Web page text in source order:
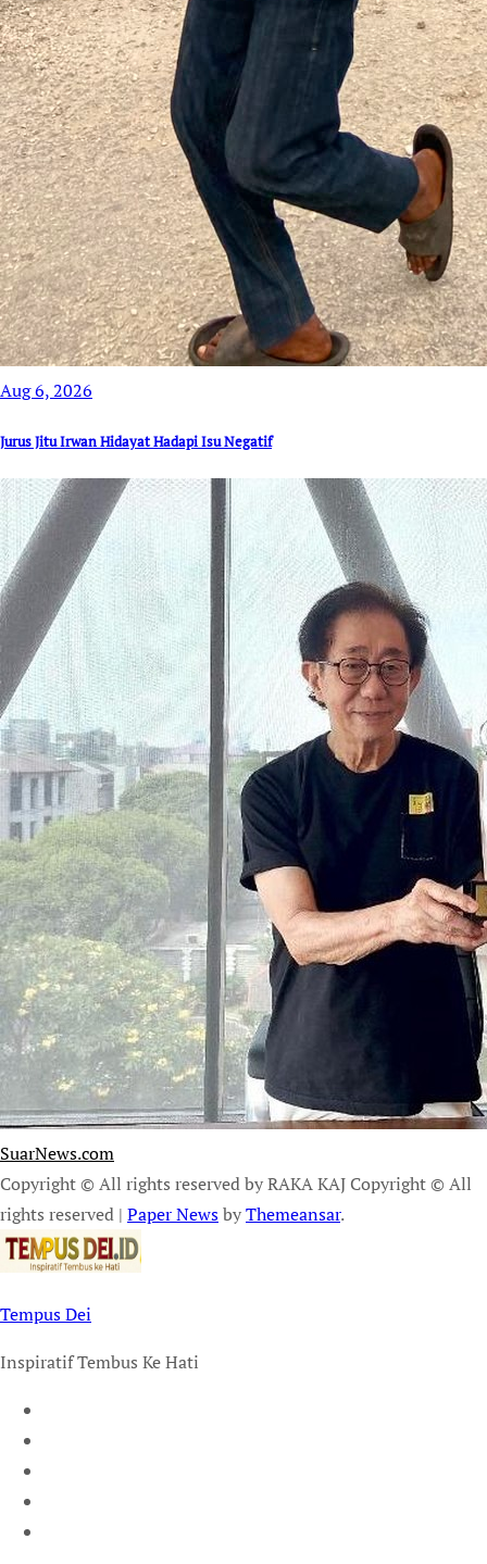
Aug 6, 2026
Jurus Jitu Irwan Hidayat Hadapi Isu Negatif
SuarNews.com
Copyright © All rights reserved by RAKA KAJ Copyright © All
rights reserved | Paper NewsbyThemeansar.
Tempus Dei
Inspiratif Tembus Ke Hati